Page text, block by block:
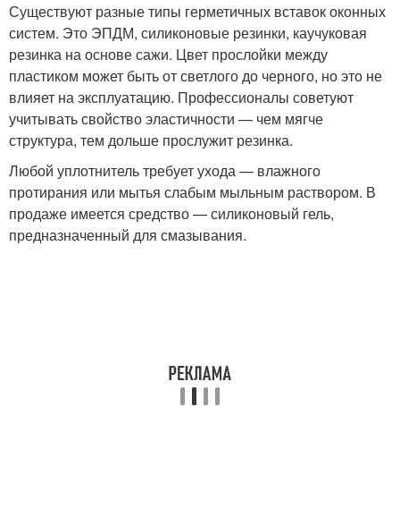
Существуют разные типы герметичных вставок оконных
систем. Это ЭПДМ, силиконовые резинки, каучуковая
резинка на основе сажи. Цвет прослойки между
пластиком может быть от светлого до черного, но это не
влияет на эксплуатацию. Профессионалы советуют
учитывать свойство эластичности — чем мягче
структура, тем дольше прослужит резинка.
Любой уплотнитель требует ухода — влажного
протирания или мытья слабым мыльным раствором. В
продаже имеется средство — силиконовый гель,
предназначенный для смазывания.